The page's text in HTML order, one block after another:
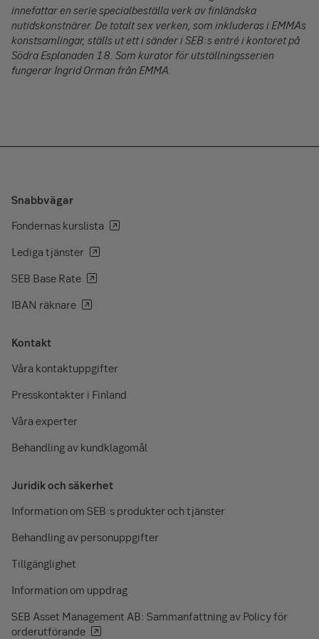
innefattar en serie specialbeställa verk av finländska
nutidskonstnärer. De totalt sex verken, som inkluderas i EMMAs
konstsamlingar, ställs ut ett i sänder i SEB:s entré i kontoret på
Södra Esplanaden 18. Som kurator för utställningsserien
fungerar Ingrid Orman från EMMA.
Snabbvägar
Fondernas kurslista
Lediga tjänster
SEB Base Rate
IBAN räknare
Kontakt
Våra kontaktuppgifter
Presskontakter i Finland
Våra experter
Behandling av kundklagomål
Juridik och säkerhet
Information om SEB:s produkter och tjänster
Behandling av personuppgifter
Tillgänglighet
Information om uppdrag
SEB Asset Management AB: Sammanfattning av Policy för
orderutförande